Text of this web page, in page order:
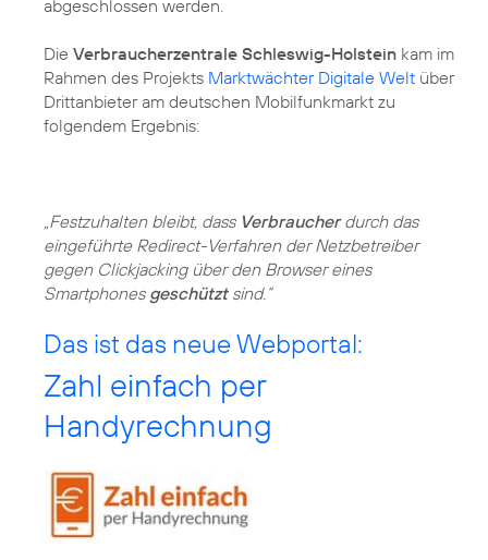
abgeschlossen werden.
Die Verbraucherzentrale Schleswig-Holstein kam im
Rahmen des Projekts Marktwächter Digitale Welt über
Drittanbieter am deutschen Mobilfunkmarkt zu
folgendem Ergebnis:
„Festzuhalten bleibt, dass Verbraucherdurch das
eingeführte Redirect-Verfahren der Netzbetreiber
gegen Clickjacking über den Browser eines
Smartphones geschütztsind.“
Das ist das neue Webportal:
Zahl einfach per
Handyrechnung